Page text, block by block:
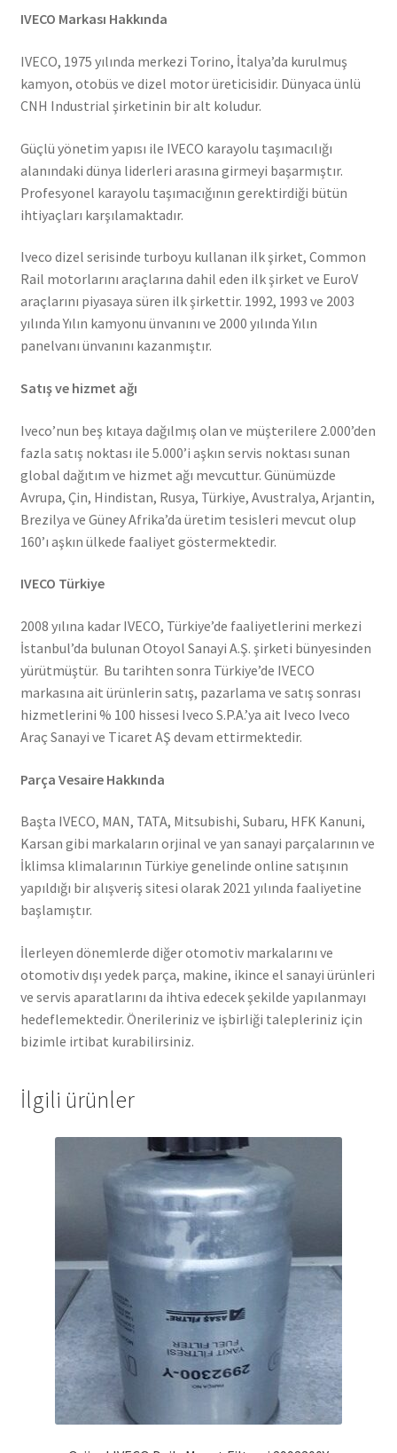
IVECO Markası Hakkında
IVECO, 1975 yılında merkezi Torino, İtalya’da kurulmuş
kamyon, otobüs ve dizel motor üreticisidir. Dünyaca ünlü
CNH Industrial şirketinin bir alt koludur.
Güçlü yönetim yapısı ile IVECO karayolu taşımacılığı
alanındaki dünya liderleri arasına girmeyi başarmıştır.
Profesyonel karayolu taşımacığının gerektirdiği bütün
ihtiyaçları karşılamaktadır.
Iveco dizel serisinde turboyu kullanan ilk şirket, Common
Rail motorlarını araçlarına dahil eden ilk şirket ve EuroV
araçlarını piyasaya süren ilk şirkettir. 1992, 1993 ve 2003
yılında Yılın kamyonu ünvanını ve 2000 yılında Yılın
panelvanı ünvanını kazanmıştır.
Satış ve hizmet ağı
Iveco’nun beş kıtaya dağılmış olan ve müşterilere 2.000’den
fazla satış noktası ile 5.000’i aşkın servis noktası sunan
global dağıtım ve hizmet ağı mevcuttur. Günümüzde
Avrupa, Çin, Hindistan, Rusya, Türkiye, Avustralya, Arjantin,
Brezilya ve Güney Afrika’da üretim tesisleri mevcut olup
160’ı aşkın ülkede faaliyet göstermektedir.
IVECO Türkiye
2008 yılına kadar IVECO, Türkiye’de faaliyetlerini merkezi
İstanbul’da bulunan Otoyol Sanayi A.Ş. şirketi bünyesinden
yürütmüştür. Bu tarihten sonra Türkiye’de IVECO
markasına ait ürünlerin satış, pazarlama ve satış sonrası
hizmetlerini % 100 hissesi Iveco S.P.A.’ya ait Iveco Iveco
Araç Sanayi ve Ticaret AŞ devam ettirmektedir.
Parça Vesaire Hakkında
Başta IVECO, MAN, TATA, Mitsubishi, Subaru, HFK Kanuni,
Karsan gibi markaların orjinal ve yan sanayi parçalarının ve
İklimsa klimalarının Türkiye genelinde online satışının
yapıldığı bir alışveriş sitesi olarak 2021 yılında faaliyetine
başlamıştır.
İlerleyen dönemlerde diğer otomotiv markalarını ve
otomotiv dışı yedek parça, makine, ikince el sanayi ürünleri
ve servis aparatlarını da ihtiva edecek şekilde yapılanmayı
hedeflemektedir. Önerileriniz ve işbirliği talepleriniz için
bizimle irtibat kurabilirsiniz.
İlgili ürünler